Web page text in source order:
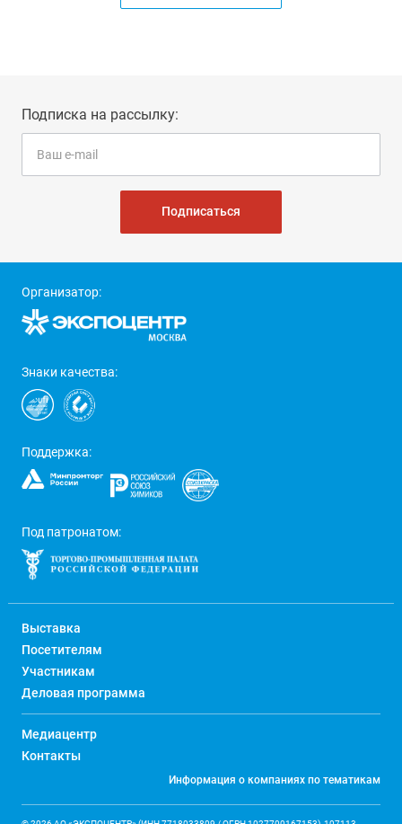
Подписка на рассылку:
Подписаться
Организатор:
Знаки качества:
Поддержка:
Под патронатом:
Выставка
Посетителям
Участникам
Деловая программа
Медиацентр
Контакты
Информация о компаниях по тематикам